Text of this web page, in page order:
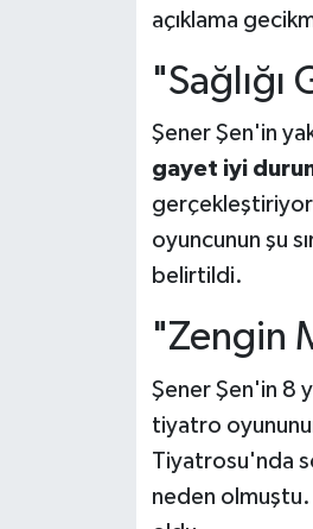
açıklama
"Sağlığı
Şener Şen'in
gayet iyi
gerçekleştiriyor
oyuncunun şu
belirtildi.
"Zengin
Şener Şen'in 8
tiyatro
Tiyatrosu'nda
neden olmuştu.